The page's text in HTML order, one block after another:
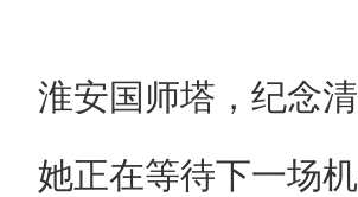
淮安国师塔，纪念
她正在等待下一场